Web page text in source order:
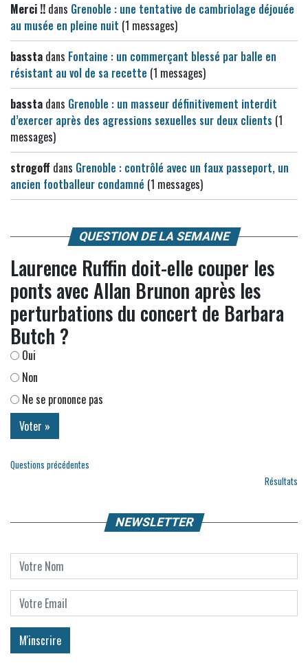
Merci !! dans Grenoble : une tentative de cambriolage déjouée
au musée en pleine nuit (1 messages)
bassta dans Fontaine : un commerçant blessé par balle en
résistant au vol de sa recette (1 messages)
bassta dans Grenoble : un masseur définitivement interdit
d’exercer après des agressions sexuelles sur deux clients (1
messages)
strogoff dans Grenoble : contrôlé avec un faux passeport, un
ancien footballeur condamné (1 messages)
QUESTION DE LA SEMAINE
Laurence Ruffin doit-elle couper les
ponts avec Allan Brunon après les
perturbations du concert de Barbara
Butch ?
Oui
Non
Ne se prononce pas
Questions précédentes
Résultats
NEWSLETTER